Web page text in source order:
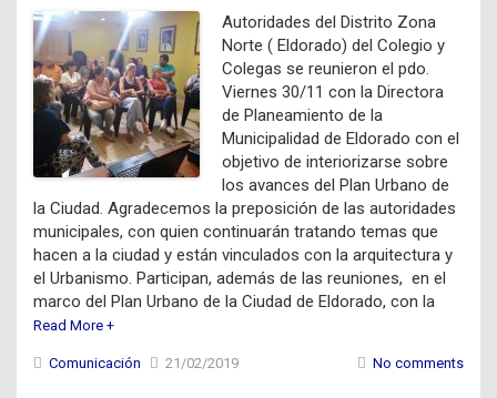
Autoridades del Distrito Zona
Norte ( Eldorado) del Colegio y
Colegas se reunieron el pdo.
Viernes 30/11 con la Directora
de Planeamiento de la
Municipalidad de Eldorado con el
objetivo de interiorizarse sobre
los avances del Plan Urbano de
la Ciudad. Agradecemos la preposición de las autoridades
municipales, con quien continuarán tratando temas que
hacen a la ciudad y están vinculados con la arquitectura y
el Urbanismo. Participan, además de las reuniones, en el
marco del Plan Urbano de la Ciudad de Eldorado, con la
Read More +
Comunicación 21/02/2019 No comments